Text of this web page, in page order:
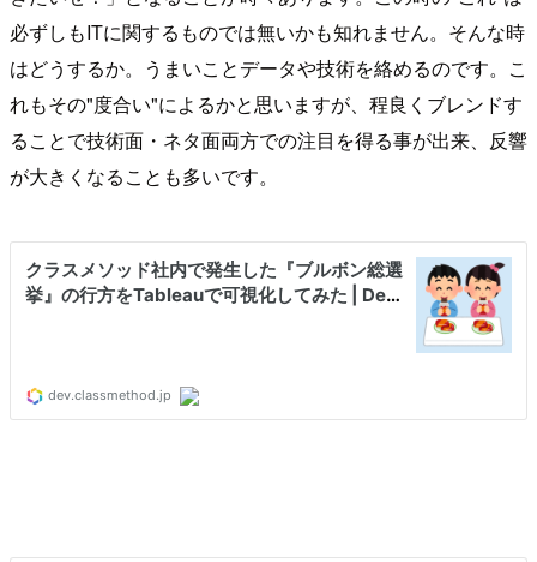
必ずしもITに関するものでは無いかも知れません。そんな時
はどうするか。うまいことデータや技術を絡めるのです。こ
れもその"度合い"によるかと思いますが、程良くブレンドす
ることで技術面・ネタ面両方での注目を得る事が出来、反響
が大きくなることも多いです。